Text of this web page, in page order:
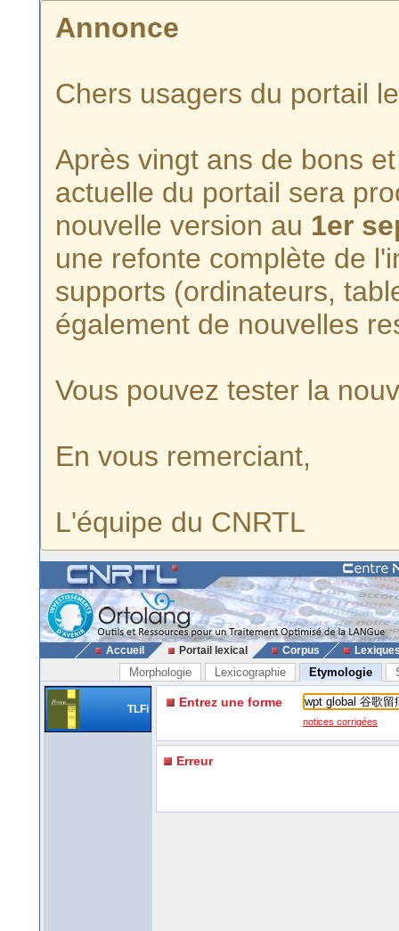
Annonce
Chers usagers du portail
Après vingt ans de bons
actuelle du portail sera
nouvelle version au 1er
une refonte complète de
supports (ordinateurs,
également de nouvelles
Vous pouvez tester la
En vous remerciant,
L'équipe du CNRTL
Accueil Portail lexical Corpus
Morphologie Lexicographie Etymologie
TLFi Entrez une forme
notices corrigées
Erreur